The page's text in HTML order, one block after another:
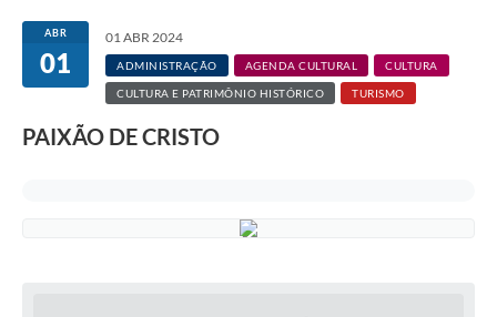
ABR
01
01 ABR 2024
ADMINISTRAÇÃO AGENDA CULTURAL CULTURA
CULTURA E PATRIMÔNIO HISTÓRICO TURISMO
PAIXÃO DE CRISTO